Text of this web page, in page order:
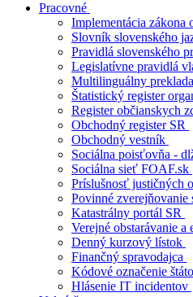
Pracovné
Implementácia zákona
Slovník slovenského
Pravidlá slovenského
Legislatívne pravidlá
Multilinguálny
Štatistický register
Register občianskych
Obchodný register SR
Obchodný vestník
Sociálna poisťovňa -
Sociálna sieť FOAF.sk
Príslušnosť justičných
Povinné
Katastrálny portál SR
Verejné obstarávanie
Denný kurzový lístok
Finančný spravodajca
Kódové označenie
Hlásenie IT incidentov